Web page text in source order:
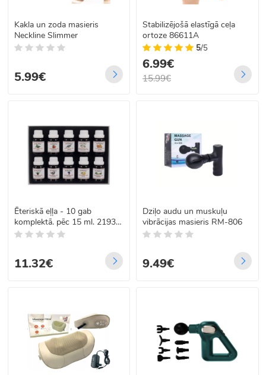
Kakla un zoda masieris
Neckline Slimmer
5.99€
Stabilizējošā elastīgā ceļa
ortoze 86611A
5/5
6.99€
15.99€
Ēteriskā eļļa - 10 gab
komplektā. pēc 15 ml. 21938.
gads
11.32€
Dziļo audu un muskuļu
vibrācijas masieris RM-806
9.49€